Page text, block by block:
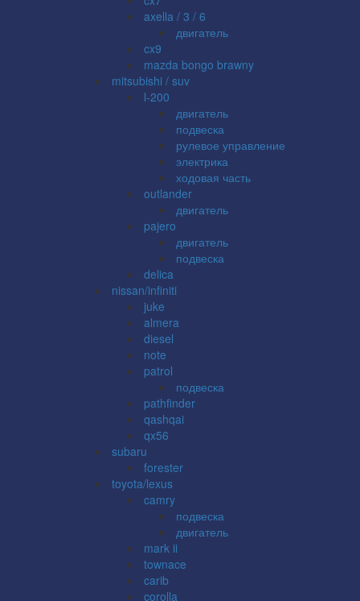
axella / 3 / 6
двигатель
cx9
mazda bongo brawny
mitsubishi / suv
l-200
двигатель
подвеска
рулевое управление
электрика
ходовая часть
outlander
двигатель
pajero
двигатель
подвеска
delica
nissan/infiniti
juke
almera
diesel
note
patrol
подвеска
pathfinder
qashqai
qx56
subaru
forester
toyota/lexus
camry
подвеска
двигатель
mark ii
townace
carib
corolla